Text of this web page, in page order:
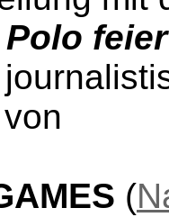
Polo
(